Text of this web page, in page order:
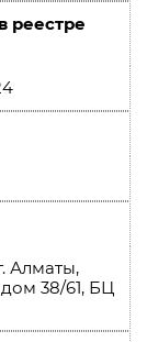
реестре
Алматы,
38/61, БЦ